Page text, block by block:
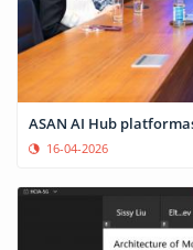
ASAN AI Hub
16-04-2026